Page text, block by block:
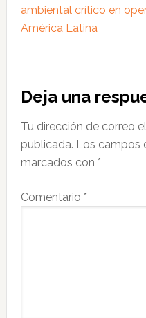
ambiental crítico en
América Latina
Interacciones
con
los
lectores
Deja una
Tu dirección de correo
publicada. Los campos
marcados con *
Comentario *